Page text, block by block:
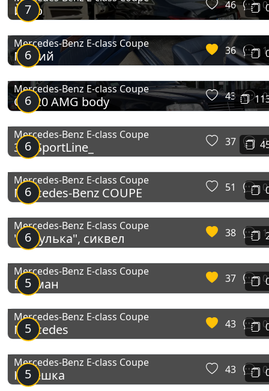
7
Його 46 0
6
Mercedes-Benz E-class Coupe
Малий 36 1
6
Mercedes-Benz E-class Coupe
CE320 AMG body 43 0
6
Mercedes-Benz E-class Coupe
3.2_SportLine_ 37 0
6
Mercedes-Benz E-class Coupe
Mercedes-Benz COUPE 51 0
6
Mercedes-Benz E-class Coupe
"Зозулька", сиквел 38 1
5
Mercedes-Benz E-class Coupe
Борман 37 0
5
Mercedes-Benz E-class Coupe
Mercedes 43 0
5
Mercedes-Benz E-class Coupe
Купешка 43 0